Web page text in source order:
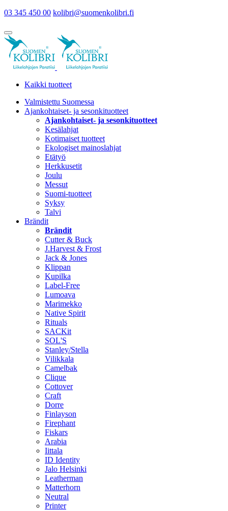
03 345 450 00 kolibri@suomenkolibri.fi
Kaikki tuotteet
Valmistettu Suomessa
Ajankohtaiset- ja sesonkituotteet
Ajankohtaiset- ja sesonkituotteet
Kesälahjat
Kotimaiset tuotteet
Ekologiset mainoslahjat
Etätyö
Herkkusetit
Joulu
Messut
Suomi-tuotteet
Syksy
Talvi
Brändit
Brändit
Cutter & Buck
J.Harvest & Frost
Jack & Jones
Klippan
Kupilka
Label-Free
Lumoava
Marimekko
Native Spirit
Rituals
SACKit
SOL'S
Stanley/Stella
Vilikkala
Camelbak
Clique
Cottover
Craft
Dorre
Finlayson
Firephant
Fiskars
Arabia
Iittala
ID Identity
Jalo Helsinki
Leatherman
Matterhorn
Neutral
Printer